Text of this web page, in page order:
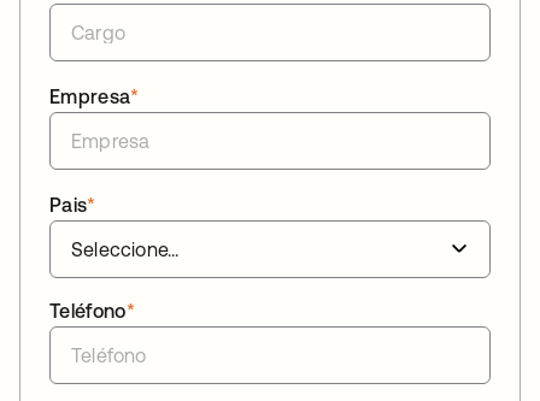
*
Empresa
*
Pais
*
Teléfono